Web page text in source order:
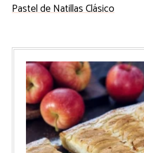
Pastel de Natillas Clásico